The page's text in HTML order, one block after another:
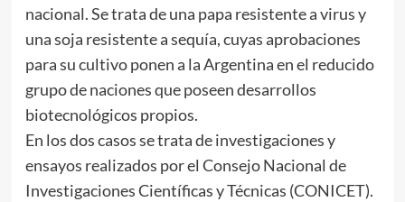
nacional. Se trata de una papa resistente a virus y
una soja resistente a sequía, cuyas aprobaciones
para su cultivo ponen a la Argentina en el reducido
grupo de naciones que poseen desarrollos
biotecnológicos propios.
En los dos casos se trata de investigaciones y
ensayos realizados por el Consejo Nacional de
Investigaciones Científicas y Técnicas (CONICET).